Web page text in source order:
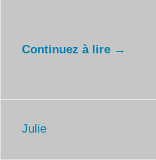
Continuez à lire →
Julie